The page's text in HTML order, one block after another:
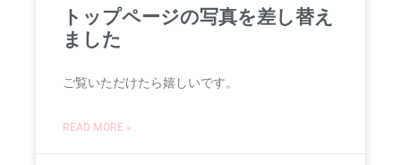
トップページの写真を差し替え
ました
ご覧いただけたら嬉しいです。
READ MORE »